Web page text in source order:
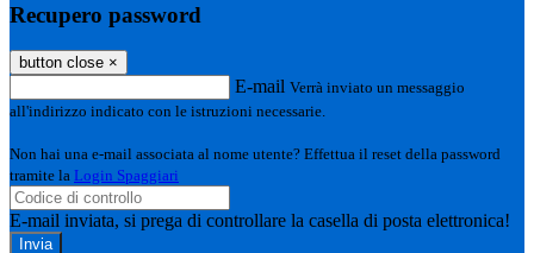
Recupero password
button close ×
E-mail Verrà inviato un messaggio
all'indirizzo indicato con le istruzioni necessarie.
Non hai una e-mail associata al nome utente? Effettua il reset della password
tramite la Login Spaggiari
E-mail inviata, si prega di controllare la casella di posta elettronica!